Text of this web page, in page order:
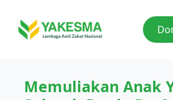
Memuliakan Anak